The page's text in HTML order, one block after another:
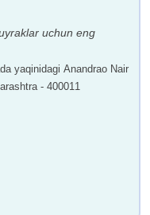
uchun eng
yaqinidagi Anandrao Nair
- 400011